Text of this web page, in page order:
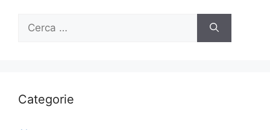
Ricerca
Categorie